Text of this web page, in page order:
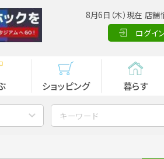
8月6日（木）現在 店
ログイ
ショッピング 暮らす